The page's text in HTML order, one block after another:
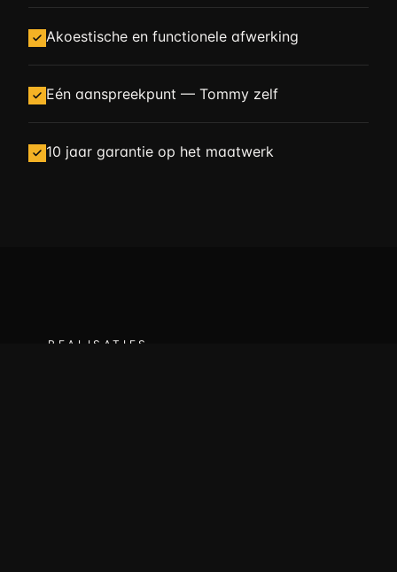
Akoestische en functionele afwerking
Eén aanspreekpunt — Tommy zelf
10 jaar garantie op het maatwerk
— REALISATIES